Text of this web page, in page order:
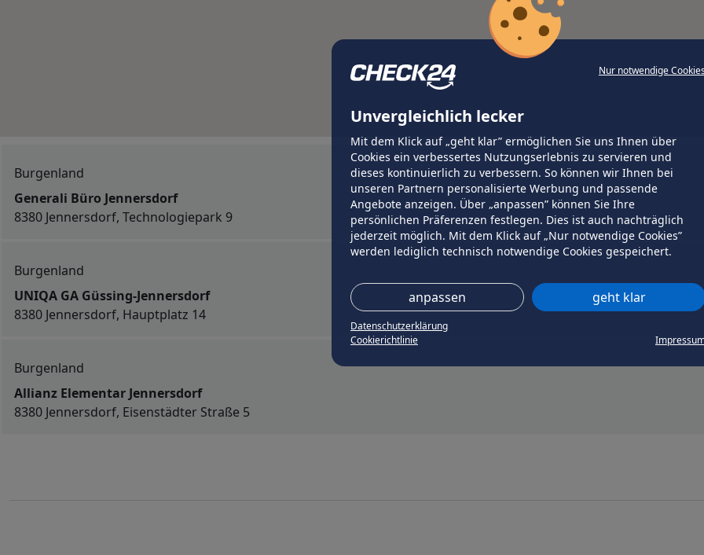
Nur notwendige
Unvergleichlich lecker
Mit dem Klick auf „geht klar” ermöglichen Sie uns Ihnen über
Cookies ein verbessertes Nutzungserlebnis zu servieren und
dieses kontinuierlich zu verbessern. So können wir Ihnen bei
unseren Partnern personalisierte Werbung und passende
Angebote anzeigen. Über „anpassen” können Sie Ihre
persönlichen Präferenzen festlegen. Dies ist auch nachträglich
jederzeit möglich. Mit dem Klick auf „Nur notwendige Cookies”
werden lediglich technisch notwendige Cookies gespeichert.
anpassen geht klar
Datenschutzerklärung
Cookierichtlinie
Burgenland
Generali Büro Jennersdorf
8380 Jennersdorf, Technologiepark 9
Burgenland
UNIQA GA Güssing-Jennersdorf
8380 Jennersdorf, Hauptplatz 14
Burgenland
Allianz Elementar Jennersdorf
8380 Jennersdorf, Eisenstädter Straße 5